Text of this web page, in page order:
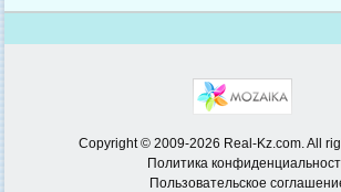
Copyright © 2009-2026 Real-Kz.com. All
Политика
Пользовательское